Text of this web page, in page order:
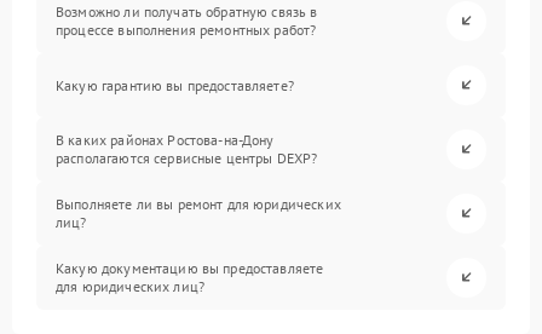
Возможно ли получать обратную связь в
процессе выполнения ремонтных работ?
Какую гарантию вы предоставляете?
В каких районах Ростова-на-Дону
располагаются сервисные центры DEXP?
Выполняете ли вы ремонт для юридических
лиц?
Какую документацию вы предоставляете
для юридических лиц?